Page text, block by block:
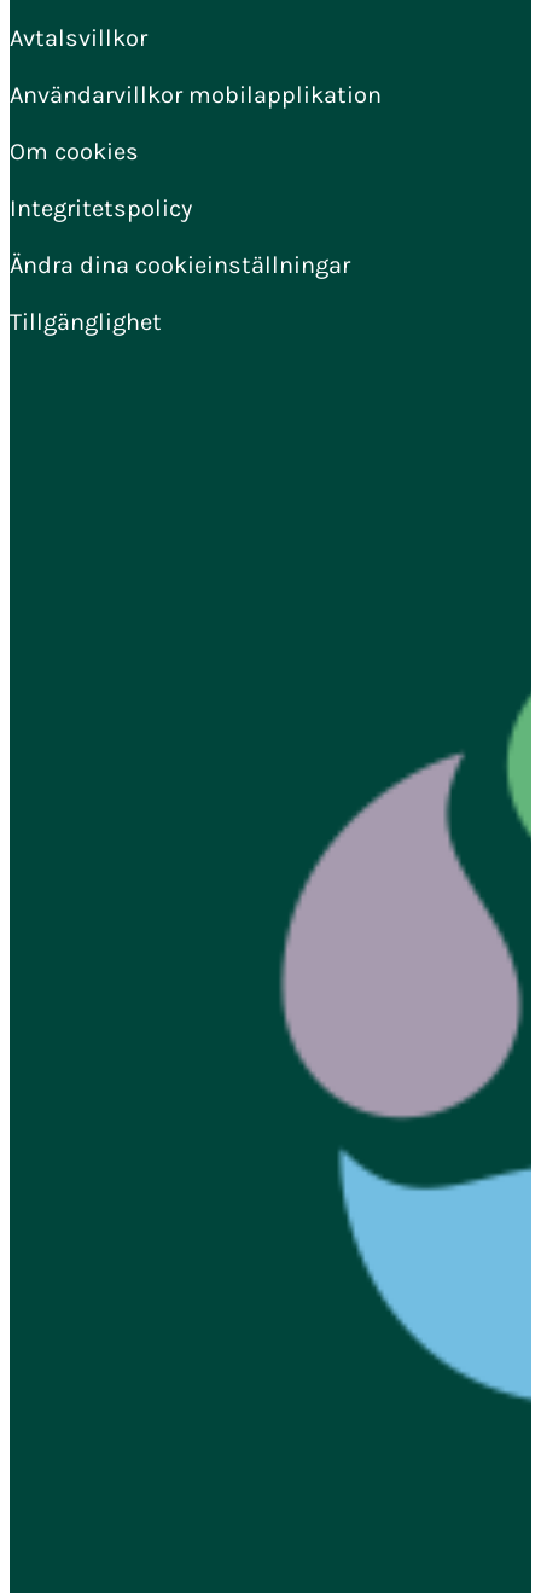
Avtalsvillkor
Användarvillkor mobilapplikation
Om cookies
Integritetspolicy
Ändra dina cookieinställningar
Tillgänglighet